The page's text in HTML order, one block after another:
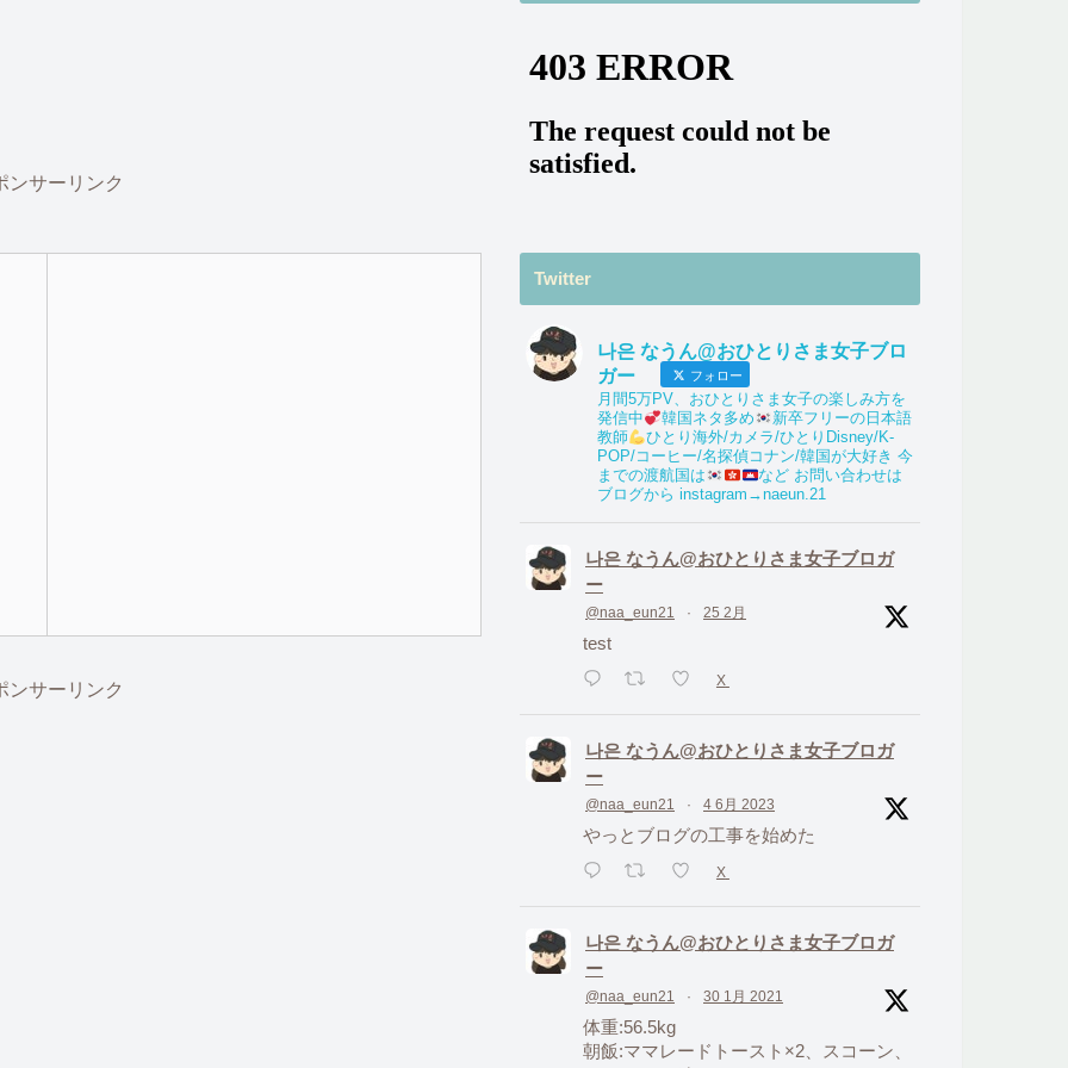
ンサーリンク
ンサーリンク
Twitter
나은 なうん@おひとりさま女子ブロ
ガー
フォロー
月間5万PV、おひとりさま女子の楽しみ方を
発信中
韓国ネタ多め
新卒フリーの日本語
教師
ひとり海外/カメラ/ひとりDisney/K-
POP/コーヒー/名探偵コナン/韓国が大好き 今
までの渡航国は
など お問い合わせは
ブログから instagram→naeun.21
나은 なうん@おひとりさま女子ブロガ
ー
@naa_eun21 · 25 2月
test
X
나은 なうん@おひとりさま女子ブロガ
ー
@naa_eun21 · 4 6月 2023
やっとブログの工事を始めた
X
나은 なうん@おひとりさま女子ブロガ
ー
@naa_eun21 · 30 1月 2021
体重:56.5kg
朝飯:ママレードトースト×2、スコーン、